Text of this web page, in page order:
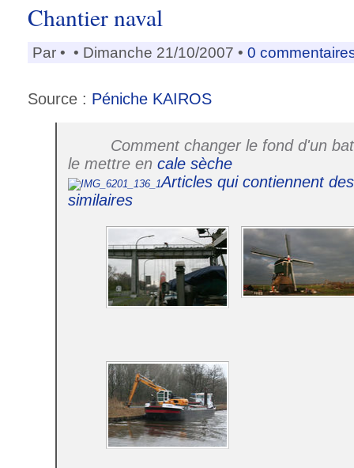
Chantier naval
Par • • Dimanche 21/10/2007 • 0
Source : Péniche KAIROS
Comment changer le fond d'un
le mettre en cale sèche
Articles qui contiennent
similaires